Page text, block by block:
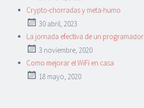
Crypto-chorradas y meta-humo
30 abril, 2023
La jornada efectiva de un programador
3 noviembre, 2020
Como mejorar el WiFi en casa
18 mayo, 2020